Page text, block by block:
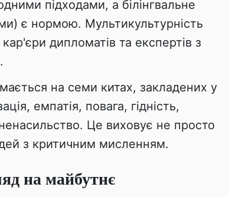
підходами, а білінгвальне
є нормою. Мультикультурність
дипломатів та експертів з
на семи китах, закладених у
емпатія, повага, гідність,
ненасильство. Це виховує не просто
з критичним мисленням.
на майбутнє